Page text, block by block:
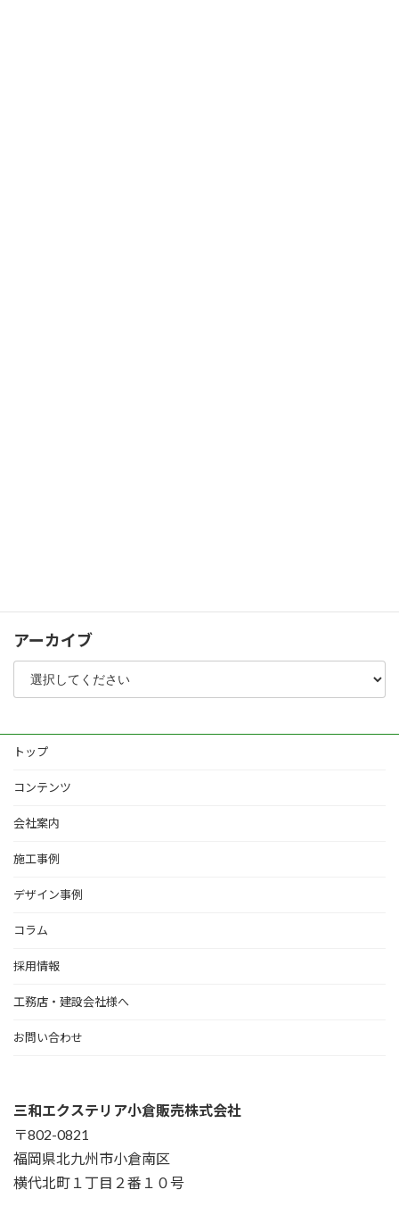
アーカイブ
トップ
コンテンツ
会社案内
施工事例
デザイン事例
コラム
採用情報
工務店・建設会社様へ
お問い合わせ
三和エクステリア小倉販売株式会社
〒802-0821
福岡県北九州市小倉南区
横代北町１丁目２番１０号